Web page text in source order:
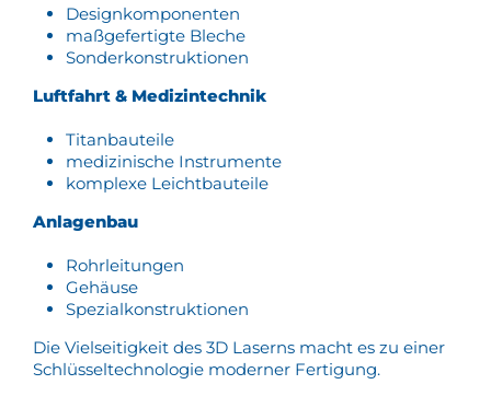
Designkomponenten
maßgefertigte Bleche
Sonderkonstruktionen
Luftfahrt & Medizintechnik
Titanbauteile
medizinische Instrumente
komplexe Leichtbauteile
Anlagenbau
Rohrleitungen
Gehäuse
Spezialkonstruktionen
Die Vielseitigkeit des 3D Laserns macht es zu einer
Schlüsseltechnologie moderner Fertigung.